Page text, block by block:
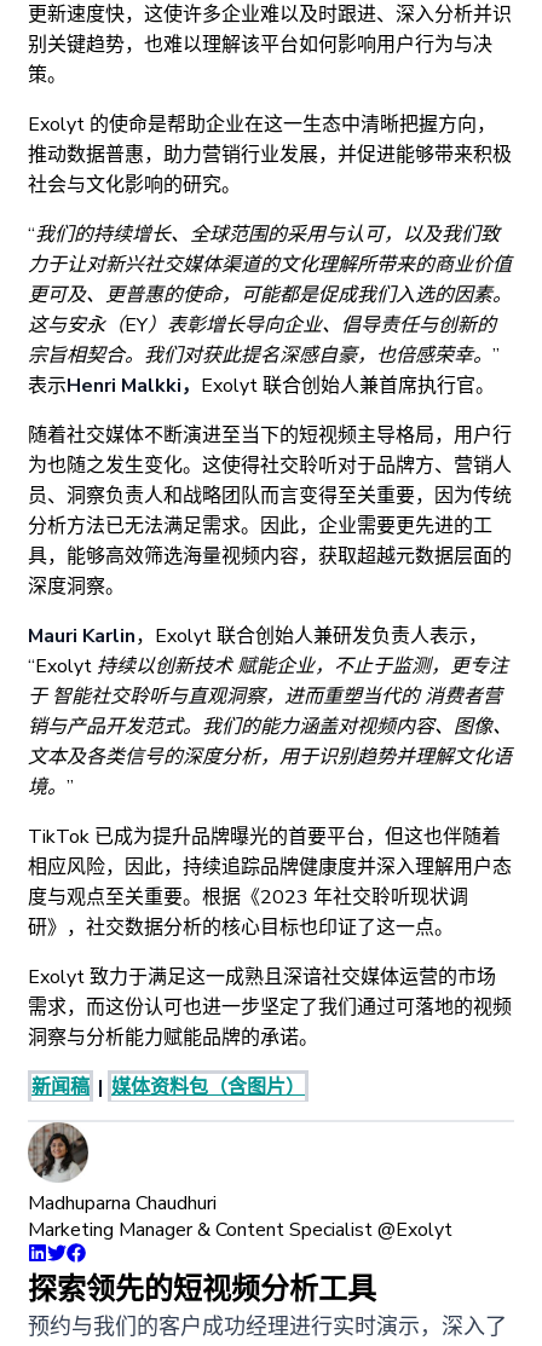
更新速度快，这使许多企业难以及时跟进、深入分析并识
别关键趋势，也难以理解该平台如何影响用户行为与决
策。
Exolyt 的使命是帮助企业在这一生态中清晰把握方向，
推动数据普惠，助力营销行业发展，并促进能够带来积极
社会与文化影响的研究。
“我们的持续增长、全球范围的采用与认可，以及我们致
力于让对新兴社交媒体渠道的文化理解所带来的商业价值
更可及、更普惠的使命，可能都是促成我们入选的因素。
这与安永（EY）表彰增长导向企业、倡导责任与创新的
宗旨相契合。我们对获此提名深感自豪，也倍感荣幸。”
表示Henri Malkki， Exolyt 联合创始人兼首席执行官。
随着社交媒体不断演进至当下的短视频主导格局，用户行
为也随之发生变化。这使得社交聆听对于品牌方、营销人
员、洞察负责人和战略团队而言变得至关重要，因为传统
分析方法已无法满足需求。因此，企业需要更先进的工
具，能够高效筛选海量视频内容，获取超越元数据层面的
深度洞察。
Mauri Karlin，Exolyt 联合创始人兼研发负责人表示，
“Exolyt 持续以创新技术赋能企业，不止于监测，更专注
于 智能社交聆听与直观洞察，进而重塑当代的 消费者营
销与产品开发范式。我们的能力涵盖对视频内容、图像、
文本及各类信号的深度分析，用于识别趋势并理解文化语
境。”
TikTok 已成为提升品牌曝光的首要平台，但这也伴随着
相应风险，因此，持续追踪品牌健康度并深入理解用户态
度与观点至关重要。根据《2023 年社交聆听现状调
研》，社交数据分析的核心目标也印证了这一点。
Exolyt 致力于满足这一成熟且深谙社交媒体运营的市场
需求，而这份认可也进一步坚定了我们通过可落地的视频
洞察与分析能力赋能品牌的承诺。
新闻稿 | 媒体资料包（含图片）
Madhuparna Chaudhuri
Marketing Manager & Content Specialist @Exolyt
探索领先的短视频分析工具
预约与我们的客户成功经理进行实时演示，深入了